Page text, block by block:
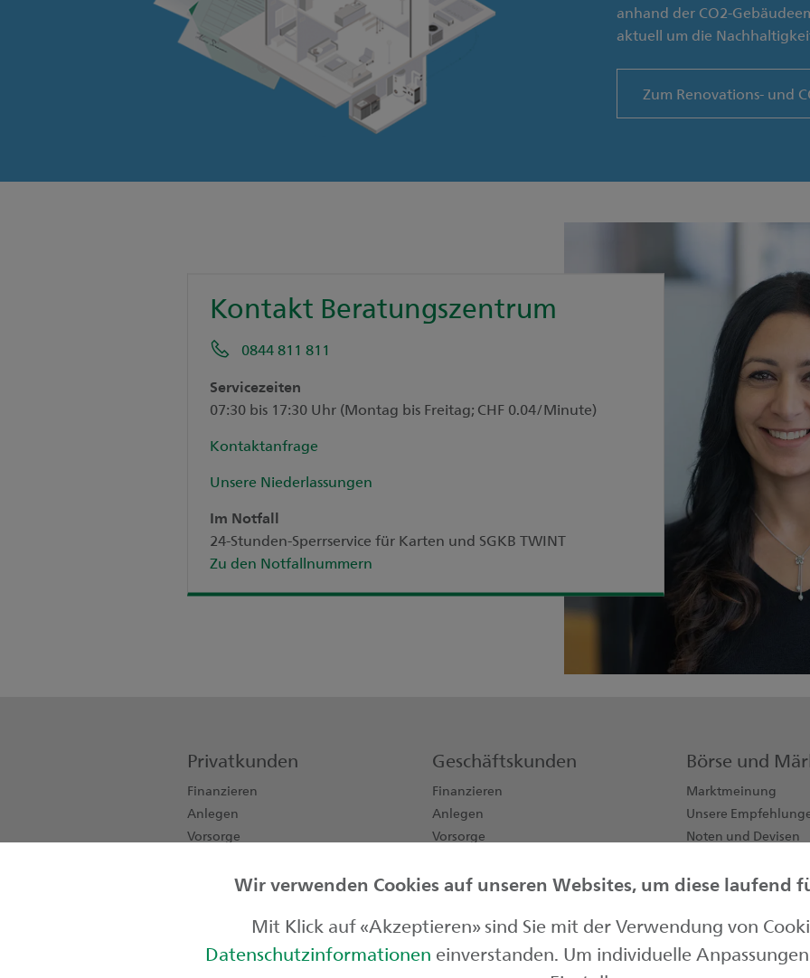
anhand der CO2-
aktuell um die
Zum Renovations- und
Kontakt Beratungszentrum
0844 811 811
Servicezeiten
07:30 bis 17:30 Uhr (Montag bis Freitag; CHF 0.04/Minute)
Kontaktanfrage
Unsere Niederlassungen
Im Notfall
24-Stunden-Sperrservice für Karten und SGKB TWINT
Zu den Notfallnummern
Privatkunden
Finanzieren
Anlegen
Vorsorge
Private Banking
Geschäftskunden
Finanzieren
Anlegen
Vorsorge
Jungunternehmen
Börse und
Marktmeinung
Unsere
Noten und Devisen
Wir verwenden Cookies auf unseren Websites, um diese laufend
Mit Klick auf «Akzeptieren» sind Sie mit der Verwendung von
Datenschutzinformationen einverstanden. Um individuelle